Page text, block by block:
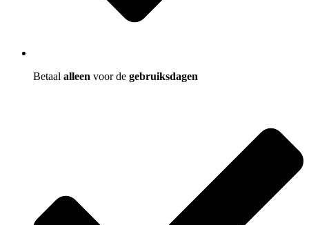
Betaal alleen voor de gebruiksdagen